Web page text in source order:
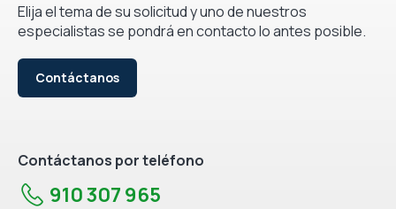
Elija el tema de su solicitud y uno de nuestros
especialistas se pondrá en contacto lo antes posible.
Contáctanos
Contáctanos por teléfono
910 307 965